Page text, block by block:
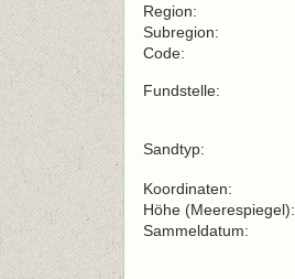
Region:
Subregion:
Code:
Fundstelle:
Sandtyp:
Koordinaten:
Höhe (Meerespiegel):
Sammeldatum: